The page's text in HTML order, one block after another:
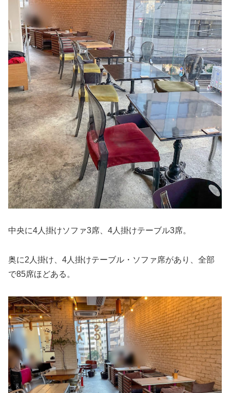
中央に4人掛けソファ3席、4人掛けテーブル3席。
奥に2人掛け、4人掛けテーブル・ソファ席があり、全部
で85席ほどある。